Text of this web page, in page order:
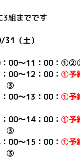
組までです
（土）
00～11：00：
00～12：00： ①予
③
00～13：00： ①予
00～14：00 ： ①予
③
00～15：00 ： ①予
③